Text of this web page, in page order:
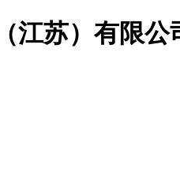
江苏）有限公